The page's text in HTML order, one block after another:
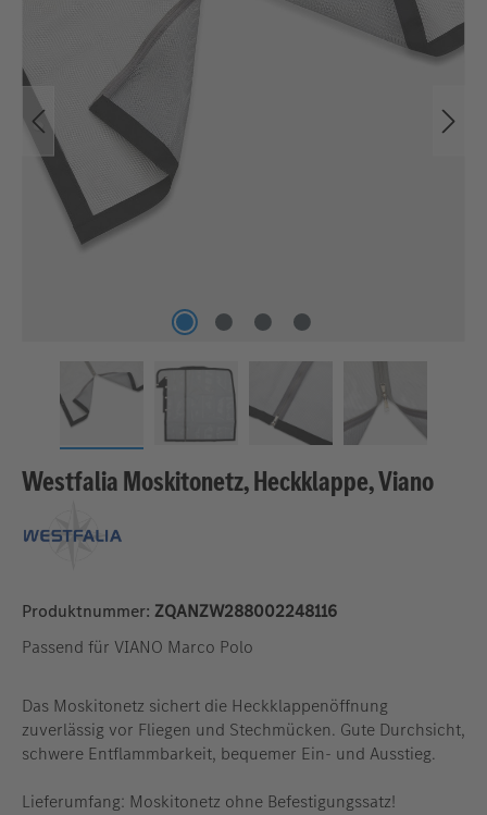
Westfalia Moskitonetz, Heckklappe, Viano
Produktnummer: ZQANZW288002248116
Passend für VIANO Marco Polo
Das Moskitonetz sichert die Heckklappenöffnung
zuverlässig vor Fliegen und Stechmücken. Gute Durchsicht,
schwere Entflammbarkeit, bequemer Ein- und Ausstieg.
Lieferumfang: Moskitonetz ohne Befestigungssatz!